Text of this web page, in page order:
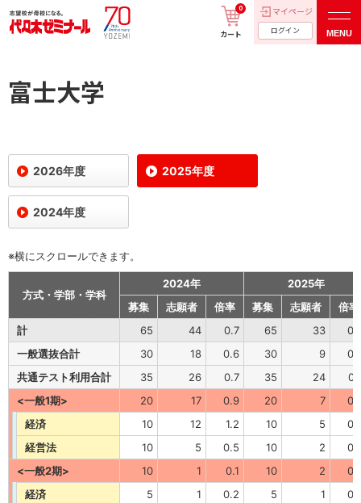
カート
0 マイページ
ログイン MENU
富士大学
2026年度 2025年度
2024年度
※横にスクロールできます。
方式・学部・学科
2024年
2025年
募集
志願者 倍率 募集 志願者
倍率
計
65 44 0.7 65 33
一般選抜合計
30 18 0.6 30 9
共通テスト利用合計
35 26 0.7 35 24
<一般1期>
20 17 0.9 20 7
経済
10 12 1.2 10 5
経営法
10 5 0.5 10 2
<一般2期>
10 1 0.1 10 2
経済
5 1 0.2 5 1